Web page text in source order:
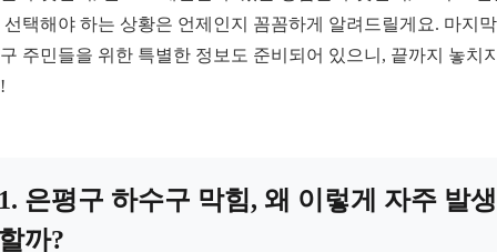
선택해야 하는 상황은 언제인지 꼼꼼하게 알려드릴게요. 마지
주민들을 위한 특별한 정보도 준비되어 있으니, 끝까지 놓치
은평구 하수구 막힘, 왜 이렇게 자주 발생
까?